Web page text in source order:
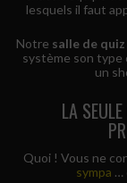
lesquels il faut
Notre salle de
système son type
un
LA
Quoi ! Vous ne
sympa …